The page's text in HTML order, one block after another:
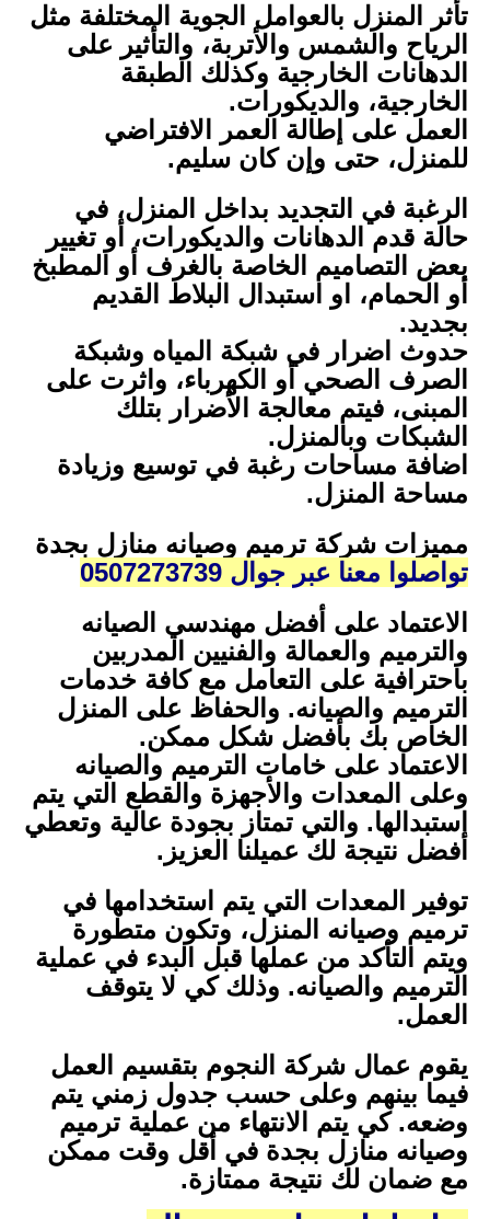
تأثر المنزل بالعوامل الجوية المختلفة مثل
الرياح والشمس والأتربة، والتأثير على
الدهانات الخارجية وكذلك الطبقة
الخارجية، والديكورات.
لعمل على إطالة العمر الافتراضي
للمنزل، حتى وإن كان سليم.
الرغبة في التجديد بداخل المنزل، في
حالة قدم الدهانات والديكورات، أو تغيير
بعض التصاميم الخاصة بالغرف أو المطبخ
أو الحمام، او استبدال البلاط القديم
بجديد.
حدوث اضرار في شبكة المياه وشبكة
الصرف الصحي أو الكهرباء، واثرت على
المبنى، فيتم معالجة الأضرار بتلك
الشبكات وبالمنزل.
اضافة مساحات رغبة في توسيع وزيادة
مساحة المنزل.
مميزات شركة ترميم وصيانه منازل بجدة
تواصلوا معنا عبر جوال 0507273739
الاعتماد على أفضل مهندسي الصيانه
والترميم والعمالة والفنيين المدربين
باحترافية على التعامل مع كافة خدمات
الترميم والصيانه. والحفاظ على المنزل
الخاص بك بأفضل شكل ممكن.
الاعتماد على خامات الترميم والصيانه
وعلى المعدات والأجهزة والقطع التي يتم
استبدالها. والتي تمتاز بجودة عالية وتعطي
أفضل نتيجة لك عميلنا العزيز.
توفير المعدات التي يتم استخدامها في
ترميم وصيانه المنزل، وتكون متطورة
ويتم التأكد من عملها قبل البدء في عملية
الترميم والصيانه. وذلك كي لا يتوقف
العمل.
يقوم عمال شركة النجوم بتقسيم العمل
فيما بينهم وعلى حسب جدول زمني يتم
وضعه. كي يتم الانتهاء من عملية ترميم
وصيانه منازل بجدة في أقل وقت ممكن
مع ضمان لك نتيجة ممتازة.